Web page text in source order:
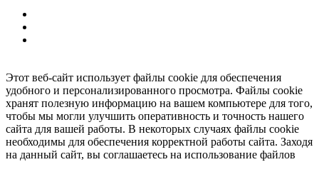
Этот веб-сайт использует файлы cookie для обеспечения
удобного и персонализированного просмотра. Файлы cookie
хранят полезную информацию на вашем компьютере для того,
чтобы мы могли улучшить оперативность и точность нашего
сайта для вашей работы. В некоторых случаях файлы cookie
необходимы для обеспечения корректной работы сайта. Заходя
на данный сайт, вы соглашаетесь на использование файлов